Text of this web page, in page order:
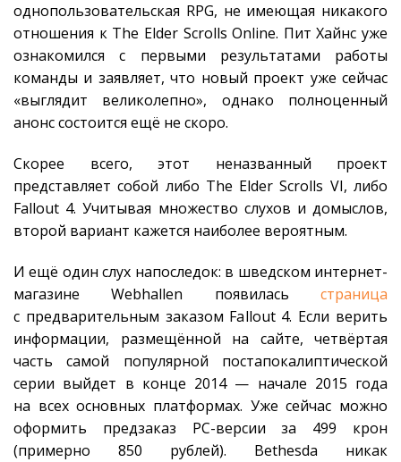
однопользовательская RPG, не имеющая никакого
отношения к The Elder Scrolls Online. Пит Хайнс уже
ознакомился с первыми результатами работы
команды и заявляет, что новый проект уже сейчас
«выглядит великолепно», однако полноценный
анонс состоится ещё не скоро.
Скорее всего, этот неназванный проект
представляет собой либо The Elder Scrolls VI, либо
Fallout 4. Учитывая множество слухов и домыслов,
второй вариант кажется наиболее вероятным.
И ещё один слух напоследок: в шведском интернет-
магазине Webhallen появилась страница
с предварительным заказом Fallout 4. Если верить
информации, размещённой на сайте, четвёртая
часть самой популярной постапокалиптической
серии выйдет в конце 2014 — начале 2015 года
на всех основных платформах. Уже сейчас можно
оформить предзаказ PC-версии за 499 крон
(примерно 850 рублей). Bethesda никак